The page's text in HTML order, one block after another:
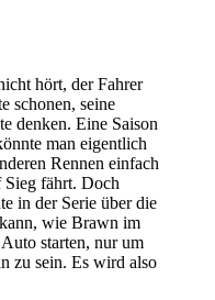
hört, der Fahrer
schonen, seine
denken. Eine Saison
man eigentlich
Rennen einfach
Sieg fährt. Doch
in der Serie über die
wie Brawn im
starten, nur um
zu sein. Es wird also